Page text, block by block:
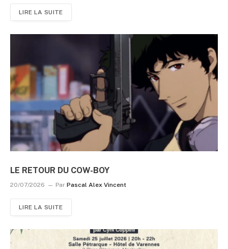
LIRE LA SUITE
LE RETOUR DU COW-BOY
20/07/2026 Par Pascal Alex Vincent
LIRE LA SUITE